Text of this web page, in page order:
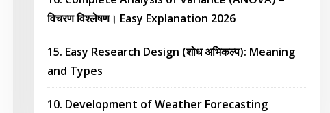
विचरण विश्लेषण। Easy Explanation 2026
15. Easy Research Design (शोध अभिकल्प): Meaning
and Types
10. Development of Weather Forecasting